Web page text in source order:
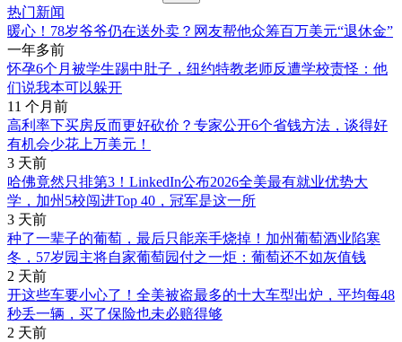
热门新闻
暖心！78岁爷爷仍在送外卖？网友帮他众筹百万美元“退休金”
一年多前
怀孕6个月被学生踢中肚子，纽约特教老师反遭学校责怪：他
们说我本可以躲开
11 个月前
高利率下买房反而更好砍价？专家公开6个省钱方法，谈得好
有机会少花上万美元！
3 天前
哈佛竟然只排第3！LinkedIn公布2026全美最有就业优势大
学，加州5校闯进Top 40，冠军是这一所
3 天前
种了一辈子的葡萄，最后只能亲手烧掉！加州葡萄酒业陷寒
冬，57岁园主将自家葡萄园付之一炬：葡萄还不如灰值钱
2 天前
开这些车要小心了！全美被盗最多的十大车型出炉，平均每48
秒丢一辆，买了保险也未必赔得够
2 天前